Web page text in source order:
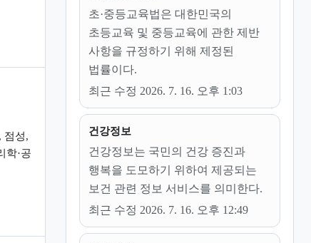
점성,
학·공
초·중등교육법은 대한민국의
초등교육 및 중등교육에 관한 제반
사항을 규정하기 위해 제정된
법률이다.
최근 수정 2026. 7. 16. 오후 1:03
건강정보
건강정보는 국민의 건강 증진과
행복을 도모하기 위하여 제공되는
보건 관련 정보 서비스를 의미한다.
최근 수정 2026. 7. 16. 오후 12:49